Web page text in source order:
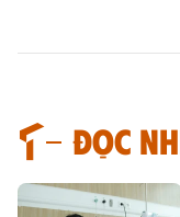
Đọc